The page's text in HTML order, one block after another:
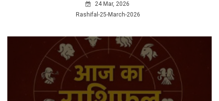
24 Mar, 2026
Rashifal-25-March-2026